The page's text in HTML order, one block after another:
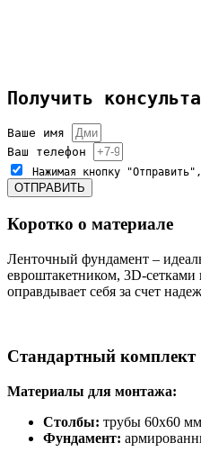
Получить
Ваше имя
Ваш телефон
Нажимая кнопку
ОТПРАВИТЬ
Коротко о материале
Ленточный фундамент –
евроштакетником, 3D-
оправдывает себя за счет
Стандартный комплект
Материалы для монтажа:
Столбы: трубы 60х60
Фундамент: